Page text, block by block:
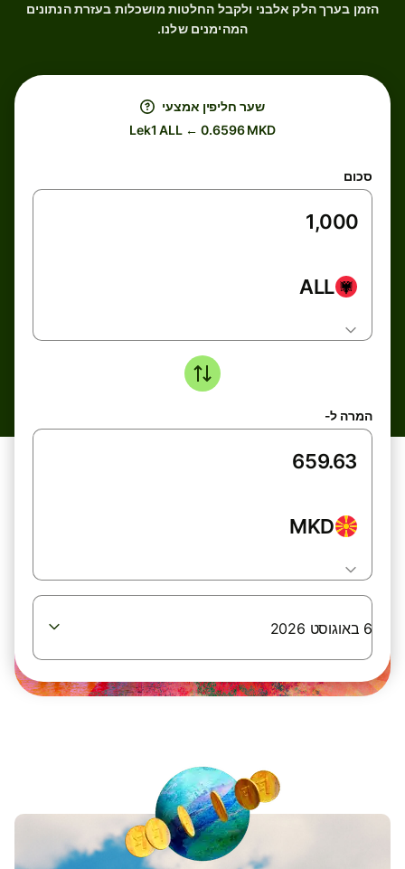
הזמן בערך הלק אלבני ולקבל החלטות מושכלות בעזרת הנתונים
המהימנים שלנו.
שער חליפין אמצעי
Lek1 ALL ← 0.6596 MKD
סכום
ALL
המרה ל-
MKD
6 באוגוסט 2026